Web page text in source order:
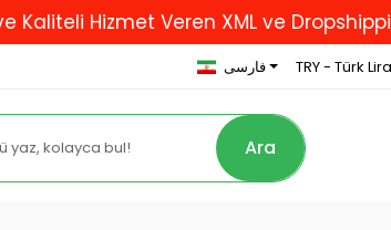
Veren XML ve Dropshipping
فارسی TRY - Türk
Ara